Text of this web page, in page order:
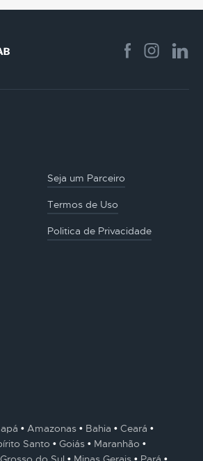
Seja um Parceiro
Termos de Uso
Politica de Privacidade
Amazonas Bahia
Ceará
Santo Goiás
Maranhão